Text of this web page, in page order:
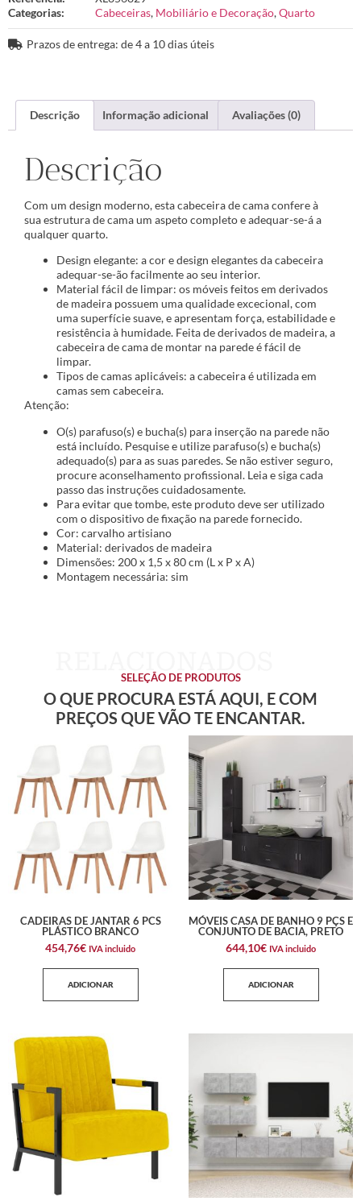
Categorias:
Cabeceiras, Mobiliário e Decoração,Quarto
Prazos de entrega: de 4 a 10 dias úteis
Descrição Informação adicional Avaliações (0)
Descrição
Com um design moderno, esta cabeceira de cama confere à
sua estrutura de cama um aspeto completo e adequar-se-á a
qualquer quarto.
Design elegante: a cor e design elegantes da cabeceira
adequar-se-ão facilmente ao seu interior.
Material fácil de limpar: os móveis feitos em derivados
de madeira possuem uma qualidade excecional, com
uma superfície suave, e apresentam força, estabilidade e
resistência à humidade. Feita de derivados de madeira, a
cabeceira de cama de montar na parede é fácil de
limpar.
Tipos de camas aplicáveis: a cabeceira é utilizada em
camas sem cabeceira.
Atenção:
O(s) parafuso(s) e bucha(s) para inserção na parede não
está incluído. Pesquise e utilize parafuso(s) e bucha(s)
adequado(s) para as suas paredes. Se não estiver seguro,
procure aconselhamento profissional. Leia e siga cada
passo das instruções cuidadosamente.
Para evitar que tombe, este produto deve ser utilizado
com o dispositivo de fixação na parede fornecido.
Cor: carvalho artisiano
Material: derivados de madeira
Dimensões: 200 x 1,5 x 80 cm (L x P x A)
Montagem necessária: sim
SELEÇÃO DE PRODUTOS
O QUE PROCURA ESTÁ AQUI, E COM
PREÇOS QUE VÃO TE ENCANTAR.
CADEIRAS DE JANTAR 6 PCS
PLÁSTICO BRANCO
454,76€ IVA incluido
ADICIONAR
MÓVEIS CASA DE BANHO 9 PÇS E
CONJUNTO DE BACIA, PRETO
644,10€ IVA incluido
ADICIONAR